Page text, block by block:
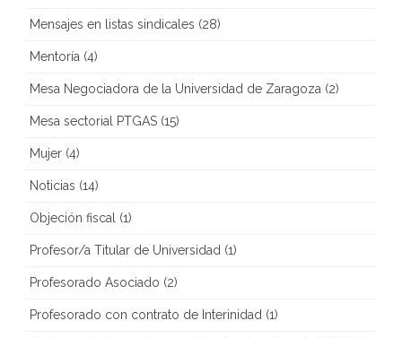
Mensajes en listas sindicales (28)
Mentoría (4)
Mesa Negociadora de la Universidad de Zaragoza (2)
Mesa sectorial PTGAS (15)
Mujer (4)
Noticias (14)
Objeción fiscal (1)
Profesor/a Titular de Universidad (1)
Profesorado Asociado (2)
Profesorado con contrato de Interinidad (1)